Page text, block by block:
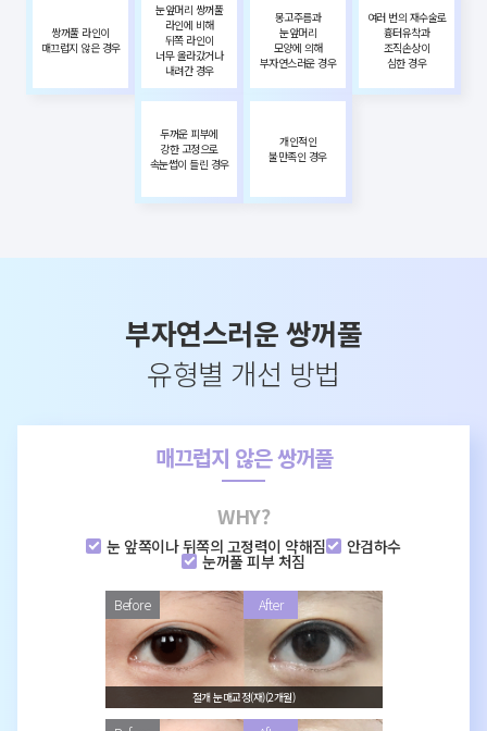
쌍꺼풀 라인이
매끄럽지 않은 경우
눈앞머리 쌍꺼풀
라인에 비해
뒤쪽 라인이
너무 올라갔거나
내려간 경우
몽고주름과
눈앞머리
모양에 의해
부자연스러운 경우
여러 번의 재수술로
흉터유착과
조직손상이
심한 경우
두꺼운 피부에
강한 고정으로
속눈썹이 들린 경우
개인적인
불만족인 경우
부자연스러운 쌍꺼풀
유형별 개선 방법
매끄럽지 않은 쌍꺼풀
눈 앞쪽이나 뒤쪽의 고정력이 약해짐 안검하수
눈꺼풀 피부 처짐
절개 눈매교정(재)(2개월)